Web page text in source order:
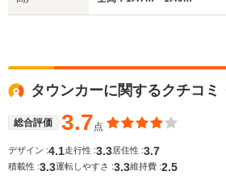
WLTCモード
燃費
排気量
-m
-
4600cc
タウンカーに関するクチコミ
総合評価 3.7点
デザイン :4.1走行性 :3.3 居住性 :3.7
積載性 :3.3運転しやすさ :3.3維持費 :2.5